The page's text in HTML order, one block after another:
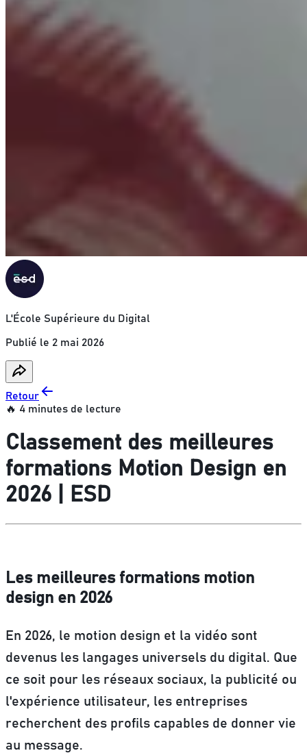
L'École Supérieure du Digital
Publié le 2 mai 2026
Retour
🔥 4 minutes de lecture
Classement des meilleures
formations Motion Design en
2026 | ESD
Les meilleures formations motion
design en 2026
En 2026, le motion design et la vidéo sont
devenus les langages universels du digital. Que
ce soit pour les réseaux sociaux, la publicité ou
l'expérience utilisateur, les entreprises
recherchent des profils capables de donner vie
au message.